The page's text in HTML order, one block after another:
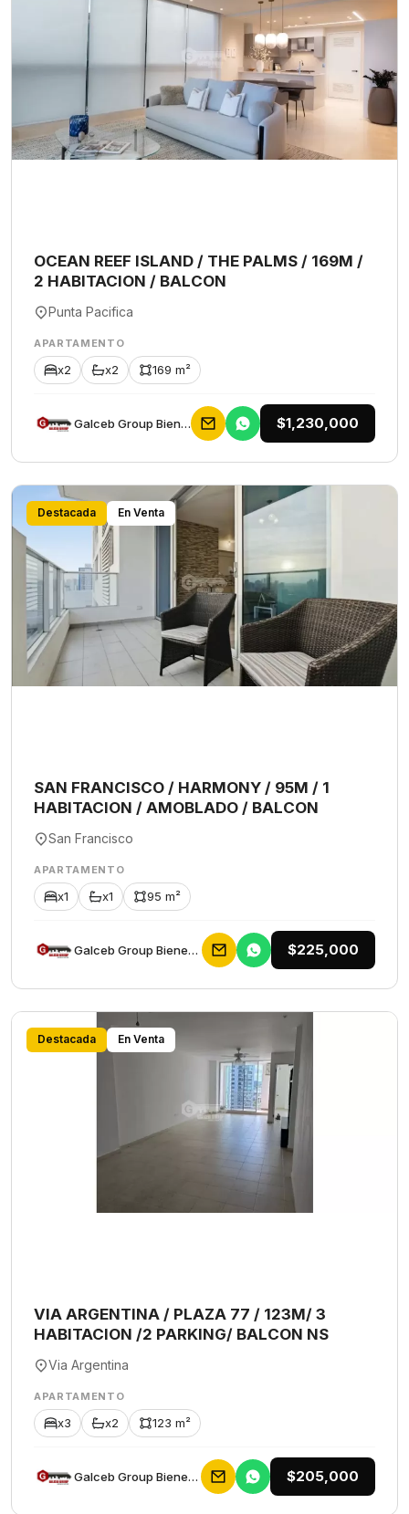
OCEAN REEF ISLAND / THE PALMS / 169M /
2 HABITACION / BALCON
Punta Pacifica
APARTAMENTO
x2 x2 169 m²
Galceb Group Bienes Raices $1,230,000
Destacada En Venta
SAN FRANCISCO / HARMONY / 95M / 1
HABITACION / AMOBLADO / BALCON
San Francisco
APARTAMENTO
x1 x1 95 m²
Galceb Group Bienes Raices $225,000
Destacada En Venta
VIA ARGENTINA / PLAZA 77 / 123M/ 3
HABITACION /2 PARKING/ BALCON NS
Via Argentina
APARTAMENTO
x3 x2 123 m²
Galceb Group Bienes Raices $205,000